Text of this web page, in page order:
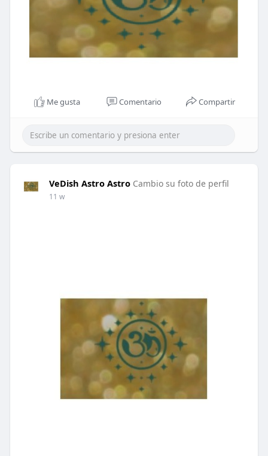
Me gusta Comentario Compartir
VeDish Astro Astro Cambio su foto de perfil
11 w